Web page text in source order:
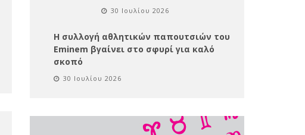
30 Ιουλίου 2026
Η συλλογή αθλητικών παπουτσιών του
Eminem βγαίνει στο σφυρί για καλό
σκοπό
30 Ιουλίου 2026